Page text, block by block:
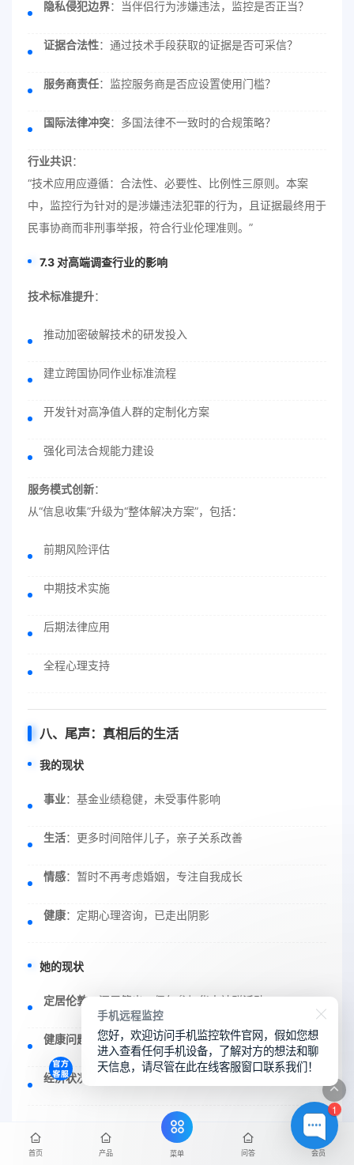
隐私侵犯边界：当伴侣行为涉嫌违法，监控是否正当？
证据合法性：通过技术手段获取的证据是否可采信？
服务商责任：监控服务商是否应设置使用门槛？
国际法律冲突：多国法律不一致时的合规策略？
行业共识：
“技术应用应遵循：合法性、必要性、比例性三原则。本案
中，监控行为针对的是涉嫌违法犯罪的行为，且证据最终用于
民事协商而非刑事举报，符合行业伦理准则。”
7.3 对高端调查行业的影响
技术标准提升：
推动加密破解技术的研发投入
建立跨国协同作业标准流程
开发针对高净值人群的定制化方案
强化司法合规能力建设
服务模式创新：
从“信息收集”升级为“整体解决方案”，包括：
前期风险评估
中期技术实施
后期法律应用
全程心理支持
八、尾声：真相后的生活
我的现状
事业：基金业绩稳健，未受事件影响
生活：更多时间陪伴儿子，亲子关系改善
情感：暂时不再考虑婚姻，专注自我成长
健康：定期心理咨询，已走出阴影
她的现状
定居伦敦 ：深居简出，偶尔参加华人社群活动
健康问题 ：据悉在进行心理治疗和成瘾戒断
经济状况
首页 产品 菜单 问答 会员
1
手机远程监控
您好，欢迎访问手机监控软件官网，假如您想
进入查看任何手机设备，了解对方的想法和聊
天信息，请尽管在此在线客服窗口联系我们！